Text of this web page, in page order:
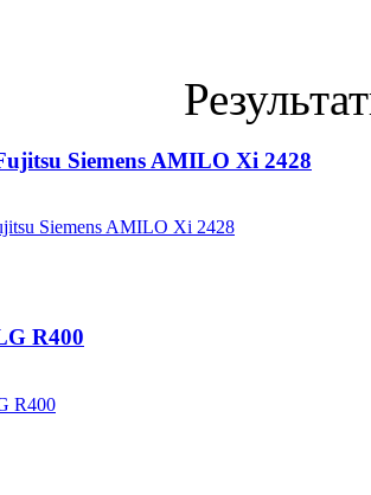
Siemens AMILO Xi 2428
R400